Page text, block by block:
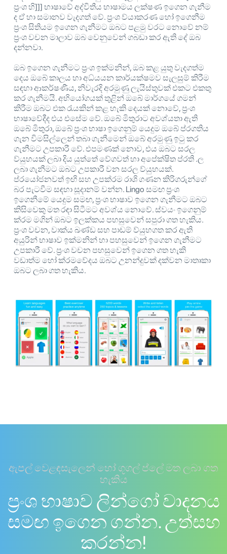
ප්‍රංශ හි]]] භාෂාවේ අද්විතීය භාෂාමය ලක්ෂණ ඉගෙන ගැනීම
ද ඒ හා සමානව වැදගත් වේ. ප්‍රංශ ව්යාකරණ හෝ ඉගෙනීම
ප්‍රංශ සිතියම ඉගෙන ගැනීමට ඔබට පළමු වරට නොවේ නම්
ප්‍රංශ වචන මාලාව ඔබ වෙනුවෙන් ගබඩා කර ඇති දේ ඔබ
දන්නවා.
ඔබ ඉගෙන ගැනීමට ප්‍රංශ ඉක්මනින්, ඔබ කළ යුතු වැදගත්ම
දෙය ඔබේ කාලය හා අධ්යයන කාර්යක්ෂමව සැලසුම් කිරීම
සඳහා ආකර්ෂණීය, නිවැරදි අරමුණු ලැයිස්තුවක් එකට එකතු
කර ගැනීමයි. අභියෝගයක් තුළින් ඔබේ මාර්ගයේ ගමන්
කිරීම ඔබට එක රැයකින් කළ හැකි දෙයක් නොවේ, ප්‍රංශ
භාෂාවේදීද එය එසේම වේ. ඔබේ මිතුරාට අවශ්යතා ඇති
ඔබේ මිතුරා, ඔබේ ප්‍රංශ භාෂා ඉගෙනුම් යෙදුම ඔබේ ප්රගතිය
ගැන විමසිල්ලෙන් තබා ගැනීමෙන් ඔබේ අරමුණු ඉටු කර
ගැනීමට උපකාරී වේ. එපමණක් නොව, එය ඔබට සරල
ව්යුහයක් ලබා දිය යුත්තේ වේගවත් හා අපේක්ෂිත ප්රති .ල
ලබා ගැනීමට ඔබට උපකාරී වන සරල ව්යුහයක්.
ප්රයෝජනවත් ඉඟි සහ උපක්රම රාශි ගණන කිරිගරුන්ගේ
බර පැටවීම සඳහා සූදානම් වන්න. Lingo සමඟ ප්‍රංශ
ඉගෙනීමේ යෙදුම සමඟ, ප්‍රංශ භාෂාව ඉගෙන ගැනීමට ඔබට
කිසිවෙකු මත රඳා සිටීමට අවශ්ය නොවේ. ස්වයං ඉගෙනුම්
ක්රම මගින් ඔබට ඉලක්කය පහසුවෙන් සපුරා ගත හැකිය.
ප්‍රංශ වචන, වාක්ය ඛණ්ඩ සහ පාඩම් ව්යුහගත කර ඇති
අයුරින් භාෂාව ඉක්මනින් හා පහසුවෙන් ඉගෙන ගැනීමට
උපකාරී වේ. ප්‍රංශ වචන පහසුවෙන් ඉගෙන ගත හැකි
වඩාත්ම හෝ ක්රමවේදය ඔබට උනන්දුවක් දක්වන මාතෘකා
ඔබට ලබා ගත හැකිය.
ඇපල් වෙළඳසැලෙන් හෝ ගූගල් ප්ලේ මත ලබා ගත
හැකිය
ප්‍රංශ භාෂාව ලින්ගෝ වාදනය
සමඟ ඉගෙන ගන්න. උත්සහ
කරන්න!